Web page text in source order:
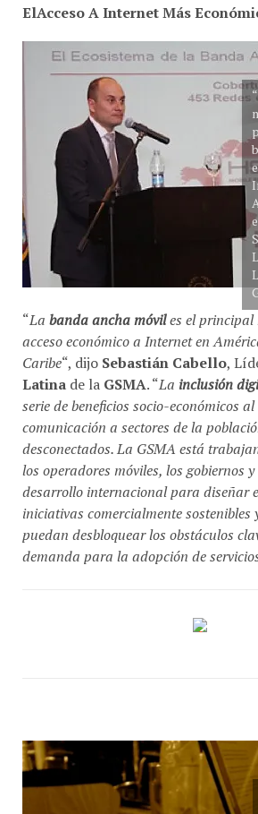
ElAcceso A Internet Más
“La banda ancha móviles el principal
acceso económico a Internet en
Caribe“, dijo Sebastián Cabello ,
Latina de la GSMA . “La inclusión
serie de beneficios socio-económicos
comunicación a sectores de la
desconectados. La GSMA está
los operadores móviles, los gobiernos
desarrollo internacional para diseñar
iniciativas comercialmente sostenibles
puedan desbloquear los obstáculos
demanda para la adopción de